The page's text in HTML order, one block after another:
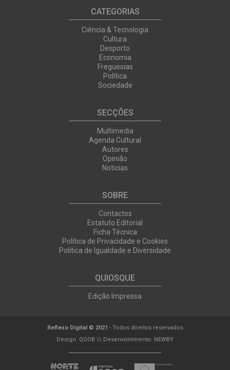
CATEGORIAS
Ciência & Tecnologia
Cultura
Desporto
Economia
Freguesias
Política
Sociedade
SECÇÕES
Multimedia
Agenda Cultural
Autores
Opinião
Noticias
SOBRE
Contactos
Estatuto Editorial
Ficha Técnica
Política de Privacidade e Cookies
Política de Igualdade e Diversidade
QUIOSQUE
Edição Impressa
Reflexo Digital © 2021 - Todos direitos reservados
Design: QOOB \\ Desenvolvimento: NEWBY